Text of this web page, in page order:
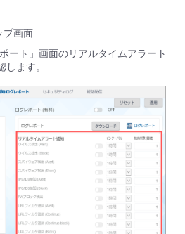
プ画面
ート」画面のリアルタイムアラート
します。